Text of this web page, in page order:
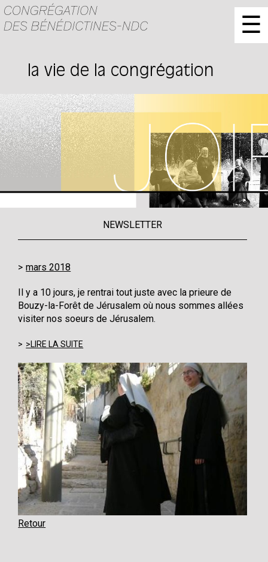
☰
la vie de la congrégation
NEWSLETTER
mars 2018
Il y a 10 jours, je rentrai tout juste avec la prieure de
Bouzy-la-Forêt de Jérusalem où nous sommes allées
visiter nos soeurs de Jérusalem.
>LIRE LA SUITE
Retour